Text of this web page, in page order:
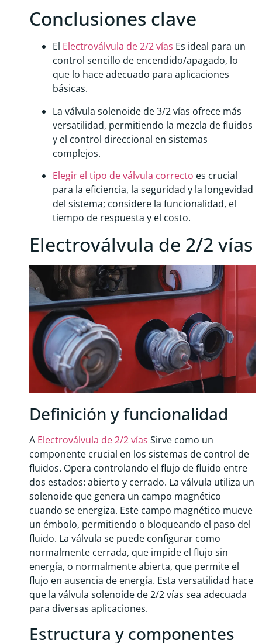
Conclusiones clave
El Electroválvula de 2/2 vías Es ideal para un
control sencillo de encendido/apagado, lo
que lo hace adecuado para aplicaciones
básicas.
La válvula solenoide de 3/2 vías ofrece más
versatilidad, permitiendo la mezcla de fluidos
y el control direccional en sistemas
complejos.
Elegir el tipo de válvula correcto es crucial
para la eficiencia, la seguridad y la longevidad
del sistema; considere la funcionalidad, el
tiempo de respuesta y el costo.
Electroválvula de 2/2 vías
Definición y funcionalidad
A Electroválvula de 2/2 vías Sirve como un
componente crucial en los sistemas de control de
fluidos. Opera controlando el flujo de fluido entre
dos estados: abierto y cerrado. La válvula utiliza un
solenoide que genera un campo magnético
cuando se energiza. Este campo magnético mueve
un émbolo, permitiendo o bloqueando el paso del
fluido. La válvula se puede configurar como
normalmente cerrada, que impide el flujo sin
energía, o normalmente abierta, que permite el
flujo en ausencia de energía. Esta versatilidad hace
que la válvula solenoide de 2/2 vías sea adecuada
para diversas aplicaciones.
Estructura y componentes